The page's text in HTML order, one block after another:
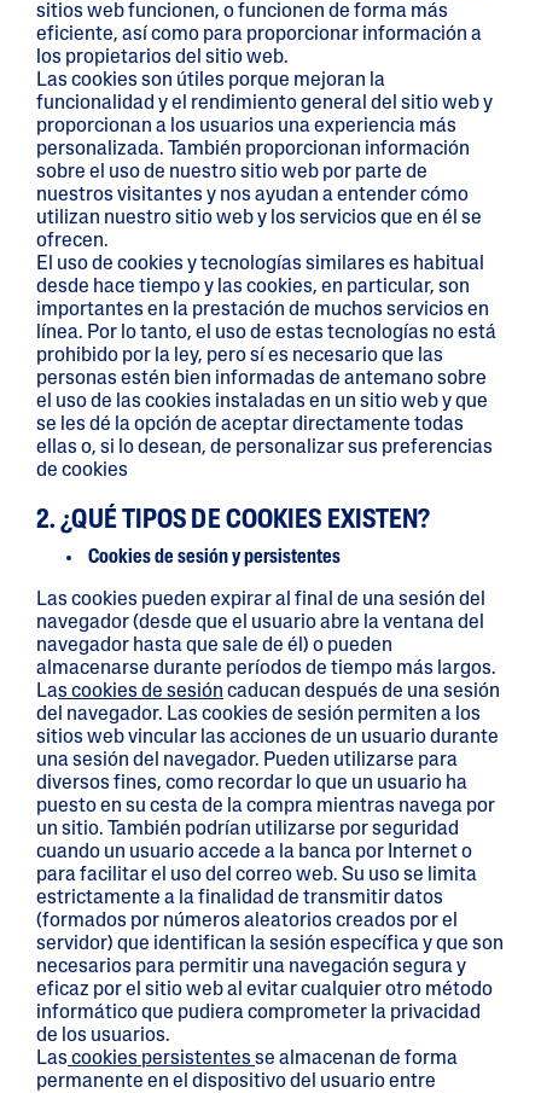
sitios web funcionen, o funcionen de forma más
eficiente, así como para proporcionar información a
los propietarios del sitio web.
Las cookies son útiles porque mejoran la
funcionalidad y el rendimiento general del sitio web y
proporcionan a los usuarios una experiencia más
personalizada. También proporcionan información
sobre el uso de nuestro sitio web por parte de
nuestros visitantes y nos ayudan a entender cómo
utilizan nuestro sitio web y los servicios que en él se
ofrecen.
El uso de cookies y tecnologías similares es habitual
desde hace tiempo y las cookies, en particular, son
importantes en la prestación de muchos servicios en
línea. Por lo tanto, el uso de estas tecnologías no está
prohibido por la ley, pero sí es necesario que las
personas estén bien informadas de antemano sobre
el uso de las cookies instaladas en un sitio web y que
se les dé la opción de aceptar directamente todas
ellas o, si lo desean, de personalizar sus preferencias
de cookies
2. ¿QUÉ TIPOS DE COOKIES EXISTEN?
Cookies de sesión y persistentes
Las cookies pueden expirar al final de una sesión del
navegador (desde que el usuario abre la ventana del
navegador hasta que sale de él) o pueden
almacenarse durante períodos de tiempo más largos.
Las cookies de sesión caducan después de una sesión
del navegador. Las cookies de sesión permiten a los
sitios web vincular las acciones de un usuario durante
una sesión del navegador. Pueden utilizarse para
diversos fines, como recordar lo que un usuario ha
puesto en su cesta de la compra mientras navega por
un sitio. También podrían utilizarse por seguridad
cuando un usuario accede a la banca por Internet o
para facilitar el uso del correo web. Su uso se limita
estrictamente a la finalidad de transmitir datos
(formados por números aleatorios creados por el
servidor) que identifican la sesión específica y que son
necesarios para permitir una navegación segura y
eficaz por el sitio web al evitar cualquier otro método
informático que pudiera comprometer la privacidad
de los usuarios.
Las cookies persistentes se almacenan de forma
permanente en el dispositivo del usuario entre